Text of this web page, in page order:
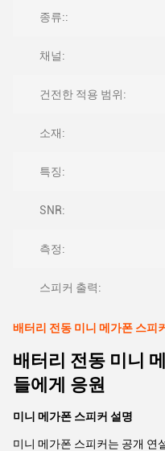
종류::
채널:
건전한 적용 범위:
소재:
특징:
SNR:
측정:
스피커 출력:
배터리 전동 미니 메가폰 스피
배터리 전동 미니
들에게 응원
미니 메가폰 스피커 설명
미니 메가폰 스피커는 공개 연